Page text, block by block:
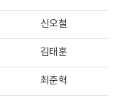
신오철
김태훈
최준혁